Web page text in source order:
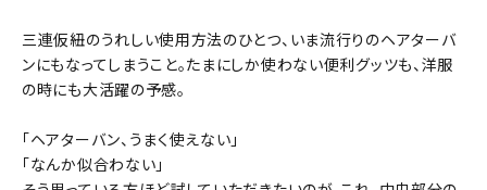
三連仮紐のうれしい使用方法のひとつ、いま流行りのヘアターバ
ンにもなってしまうこと。たまにしか使わない便利グッツも、洋服
の時にも大活躍の予感。
「ヘアターバン、うまく使えない」
「なんか似合わない」